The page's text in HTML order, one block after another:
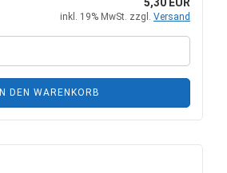
inkl. 19% MwSt. zzgl. Versand
IN DEN WARENKORB